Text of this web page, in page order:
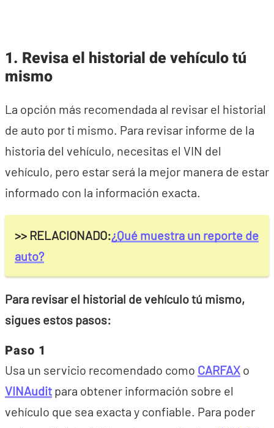
1. Revisa el historial de vehículo tú
mismo
La opción más recomendada al revisar el historial
de auto por ti mismo. Para revisar informe de la
historia del vehículo, necesitas el VIN del
vehículo, pero estar será la mejor manera de estar
informado con la información exacta.
>> RELACIONADO:¿Qué muestra un reporte de
auto?
Para revisar el historial de vehículo tú mismo,
sigues estos pasos:
Paso 1
Usa un servicio recomendado como CARFAX o
VINAudit para obtener información sobre el
vehículo que sea exacta y confiable. Para poder